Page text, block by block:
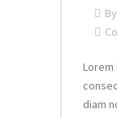
By
Lorem
diam